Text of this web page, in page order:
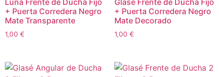
Luna Frente de Ducha Fijo
+ Puerta Corredera Negro
Mate Transparente
1,00 €
Glasé Frente de Ducha Fijo
+ Puerta Corredera Negro
Mate Decorado
1,00 €